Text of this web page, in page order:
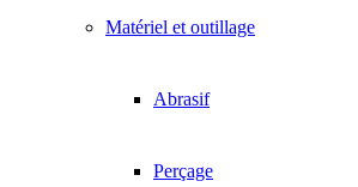
Matériel et outillage
Abrasif
Perçage